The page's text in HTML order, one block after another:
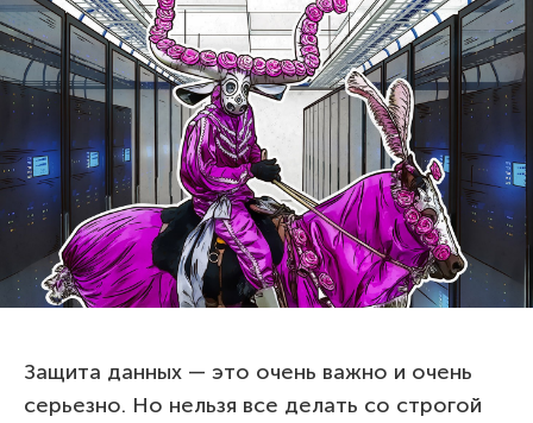
Защита данных — это очень важно и очень
серьезно. Но нельзя все делать со строгой